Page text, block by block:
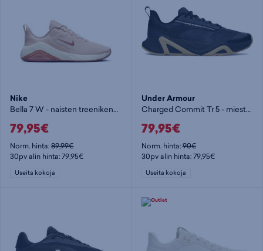
Nike
Bella 7 W - naisten treenikengät
79,95€
Norm. hinta:89,99€
30pv alin hinta: 79,95€
Useita kokoja
Under Armour
Charged Commit Tr 5 - miesten treenikengät
79,95€
Norm. hinta:90€
30pv alin hinta: 79,95€
Useita kokoja